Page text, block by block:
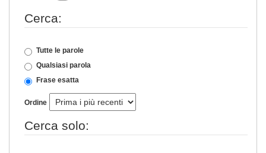
Cerca:
Tutte le parole
Qualsiasi parola
Frase esatta
Ordine
Cerca solo: